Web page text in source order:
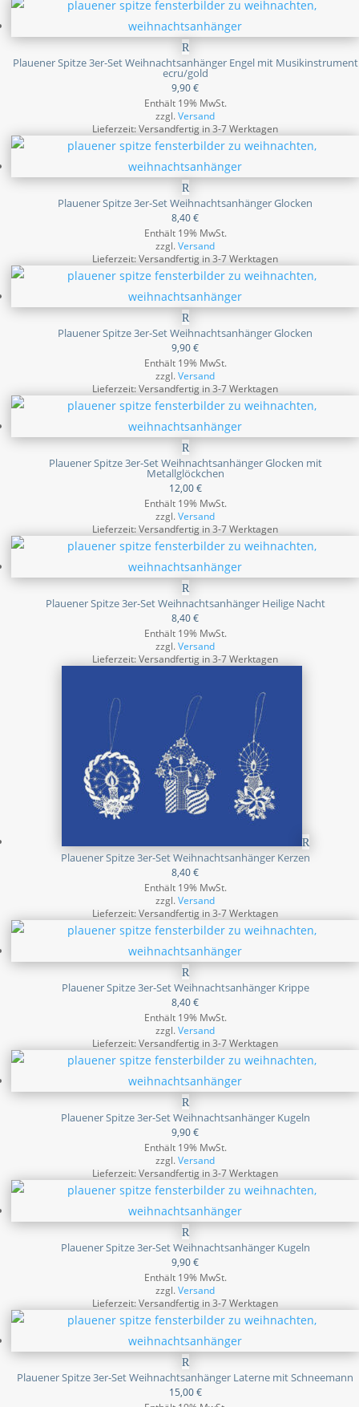
Plauener Spitze 3er-Set Weihnachtsanhänger Engel mit Musikinstrument
ecru/gold
9,90€
Enthält 19% MwSt.
zzgl.Versand
Lieferzeit: Versandfertig in 3-7 Werktagen
Plauener Spitze 3er-Set Weihnachtsanhänger Glocken
8,40€
Enthält 19% MwSt.
zzgl.Versand
Lieferzeit: Versandfertig in 3-7 Werktagen
Plauener Spitze 3er-Set Weihnachtsanhänger Glocken
9,90€
Enthält 19% MwSt.
zzgl.Versand
Lieferzeit: Versandfertig in 3-7 Werktagen
Plauener Spitze 3er-Set Weihnachtsanhänger Glocken mit
Metallglöckchen
12,00€
Enthält 19% MwSt.
zzgl.Versand
Lieferzeit: Versandfertig in 3-7 Werktagen
Plauener Spitze 3er-Set Weihnachtsanhänger Heilige Nacht
8,40€
Enthält 19% MwSt.
zzgl.Versand
Lieferzeit: Versandfertig in 3-7 Werktagen
Plauener Spitze 3er-Set Weihnachtsanhänger Kerzen
8,40€
Enthält 19% MwSt.
zzgl.Versand
Lieferzeit: Versandfertig in 3-7 Werktagen
Plauener Spitze 3er-Set Weihnachtsanhänger Krippe
8,40€
Enthält 19% MwSt.
zzgl.Versand
Lieferzeit: Versandfertig in 3-7 Werktagen
Plauener Spitze 3er-Set Weihnachtsanhänger Kugeln
9,90€
Enthält 19% MwSt.
zzgl.Versand
Lieferzeit: Versandfertig in 3-7 Werktagen
Plauener Spitze 3er-Set Weihnachtsanhänger Kugeln
9,90€
Enthält 19% MwSt.
zzgl.Versand
Lieferzeit: Versandfertig in 3-7 Werktagen
Plauener Spitze 3er-Set Weihnachtsanhänger Laterne mit Schneemann
15,00€